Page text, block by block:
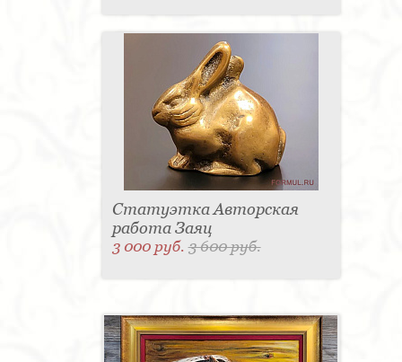
Статуэтка Авторская
работа Заяц
3 000 руб.3 600 руб.